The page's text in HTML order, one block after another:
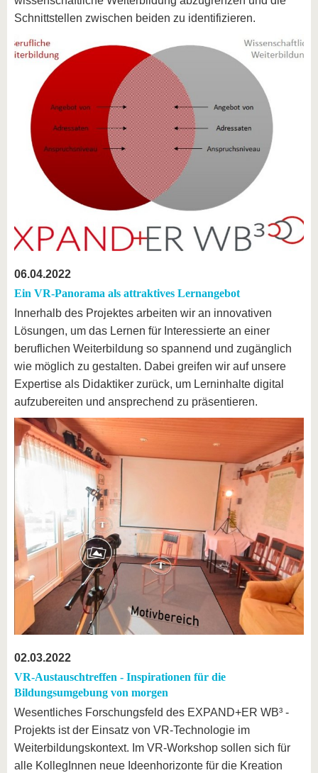
Schnittstellen zwischen beiden zu identifizieren.
06.04.2022
Ein VR-Panorama als attraktives Lernangebot
Innerhalb des Projektes arbeiten wir an innovativen
Lösungen, um das Lernen für Interessierte an einer
beruflichen Weiterbildung so spannend und zugänglich
wie möglich zu gestalten. Dabei greifen wir auf unsere
Expertise als Didaktiker zurück, um Lerninhalte digital
aufzubereiten und ansprechend zu präsentieren.
02.03.2022
VR-Austauschtreffen - Inspirationen für die
Bildungsumgebung von morgen
Wesentliches Forschungsfeld des EXPAND+ER WB³ -
Projekts ist der Einsatz von VR-Technologie im
Weiterbildungskontext. Im VR-Workshop sollen sich für
alle KollegInnen neue Ideenhorizonte für die Kreation